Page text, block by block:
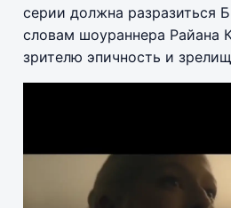
серии должна разразиться
словам шоураннера Райана
зрителю эпичность и